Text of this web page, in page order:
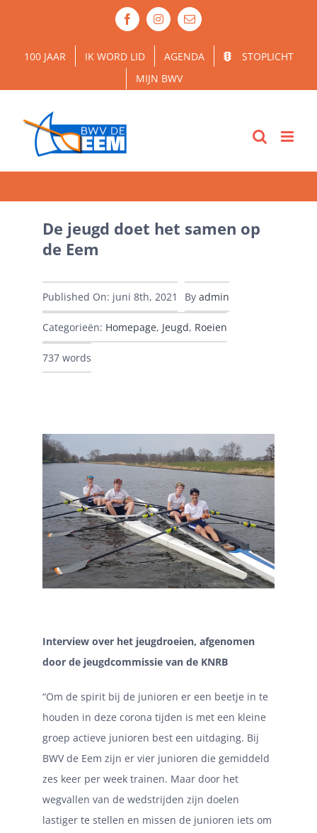
inhoud
FacebookInstagram
E-
mail
100 JAAR IK WORD LID AGENDA
STOPLICHT
MIJN BWV
De jeugd doet het samen op
de Eem
Published On: juni 8th, 2021 By admin
Categorieën: Homepage, Jeugd, Roeien
737 words
Interview over het jeugdroeien, afgenomen
door de jeugdcommissie van de KNRB
“Om de spirit bij de junioren er een beetje in te
houden in deze corona tijden is met een kleine
groep actieve junioren best een uitdaging. Bij
BWV de Eem zijn er vier junioren die gemiddeld
zes keer per week trainen. Maar door het
wegvallen van de wedstrijden zijn doelen
lastiger te stellen en missen de junioren iets om